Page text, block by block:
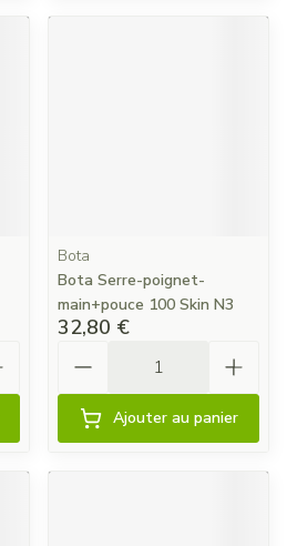
Bota
Bota Serre-poignet-
main+pouce 100 Skin N3
32,80 €
Ajouter au panier